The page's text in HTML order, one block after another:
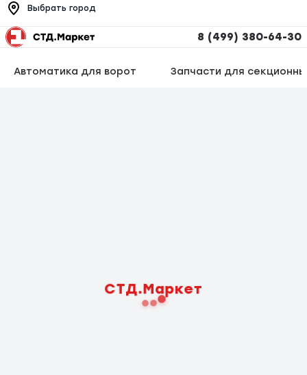
Выбрать город
8 (499) 380-64-30
Автоматика для ворот Запчасти для
СТД.Маркет